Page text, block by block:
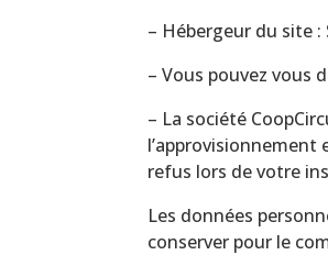
– Hébergeur du site :
– Vous pouvez vous
– La société
refus lors de votre
Les données
conserver pour le